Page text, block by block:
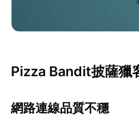
Pizza Bandit披薩獵
網路連線品質不穩